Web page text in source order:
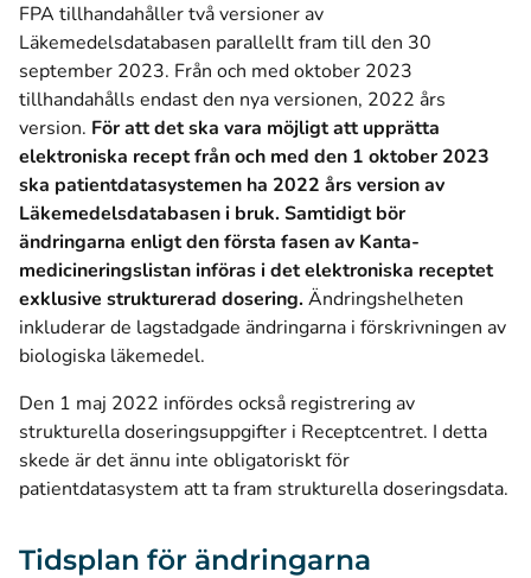
FPA tillhandahåller två versioner av
Läkemedelsdatabasen parallellt fram till den 30
september 2023. Från och med oktober 2023
tillhandahålls endast den nya versionen, 2022 års
version. För att det ska vara möjligt att upprätta
elektroniska recept från och med den 1 oktober 2023
ska patientdatasystemen ha 2022 års version av
Läkemedelsdatabasen i bruk. Samtidigt bör
ändringarna enligt den första fasen av Kanta-
medicineringslistan införas i det elektroniska receptet
exklusive strukturerad dosering. Ändringshelheten
inkluderar de lagstadgade ändringarna i förskrivningen av
biologiska läkemedel.
Den 1 maj 2022 infördes också registrering av
strukturella doseringsuppgifter i Receptcentret. I detta
skede är det ännu inte obligatoriskt för
patientdatasystem att ta fram strukturella doseringsdata.
Tidsplan för ändringarna